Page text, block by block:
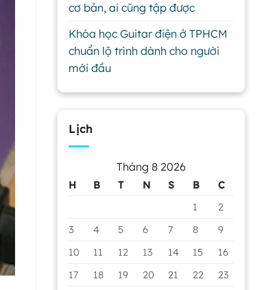
cơ bản, ai cũng tập được
Khóa học Guitar điện ở TPHCM
chuẩn lộ trình dành cho người
mới đầu
Lịch
Tháng 8 2026
H B T N S B
C
1
2
3
4 5 6 7 8
9
10
11 12 13 14 15
16
17
18 19 20 21 22
23